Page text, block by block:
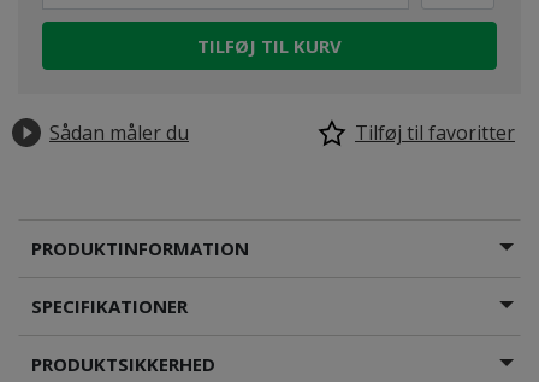
TILFØJ TIL KURV
Sådan måler du Tilføj til favoritter
PRODUKTINFORMATION
SPECIFIKATIONER
PRODUKTSIKKERHED